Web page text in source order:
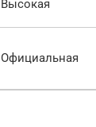
Высокая
Официальная